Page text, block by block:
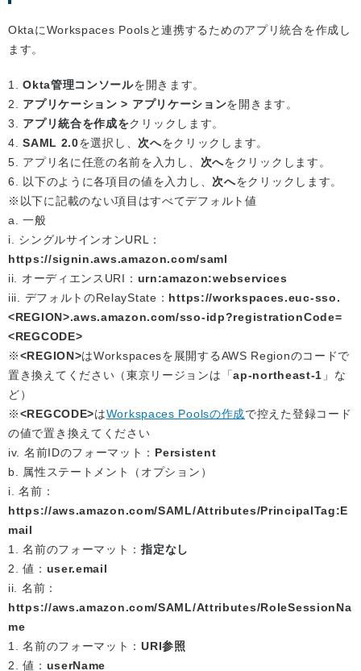
OktaにWorkspaces Poolsと連携するためのアプリ統合を作成し
ます。
1.Okta管理コンソールを開きます。
2. アプリケーション > アプリケーションを開きます。
3. アプリ統合を作成をクリックします。
4.SAML 2.0を選択し、次へをクリックします。
5. アプリ名に任意の名前を入力し、 次へをクリックします。
6. 以下のように各項目の値を入力し、次へをクリックします。
※以下に記載のない項目はすべてデフォルト値
a. 一般
i. シングルサインオンURL：
https://signin.aws.amazon.com/saml
ii. オーディエンスURI： urn:amazon:webservices
iii. デフォルトのRelayState： https://workspaces.euc-sso.
<REGION>.aws.amazon.com/sso-idp?registrationCode=
<REGCODE>
※<REGION>はWorkspacesを展開するAWS Regionのコードで
置き換えてください（東京リージョンは「ap-northeast-1 」な
ど）
※<REGCODE>はWorkspaces Poolsの作成で控えた登録コード
の値で置き換えてください
iv. 名前IDのフォーマット： Persistent
b. 属性ステートメント（オプション）
i. 名前：
https://aws.amazon.com/SAML/Attributes/PrincipalTag:E
mail
1. 名前のフォーマット：指定なし
2. 値： user.email
ii. 名前：
https://aws.amazon.com/SAML/Attributes/RoleSessionNa
me
1. 名前のフォーマット：URI参照
2. 値： userName